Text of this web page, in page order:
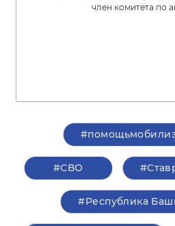
член комитета по
#СВО
#Республика